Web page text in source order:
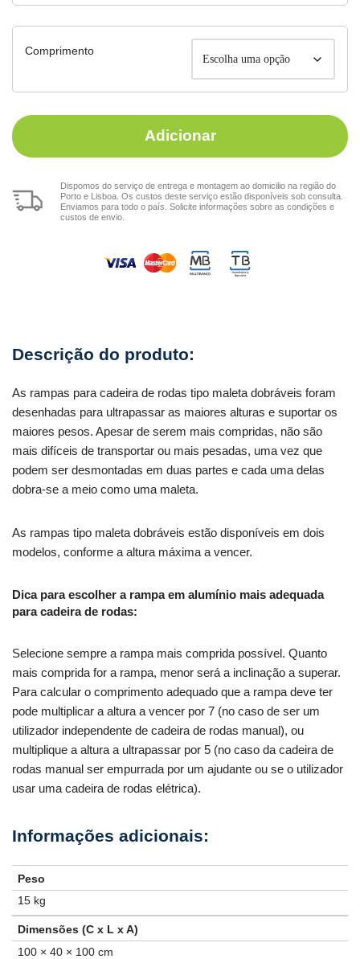
Comprimento
Adicionar
Dispomos do serviço de entrega e montagem ao domicilio na região do
Porto e Lisboa. Os custos deste serviço estão disponíveis sob consulta.
Enviamos para todo o país. Solicite informações sobre as condições e
custos de envio.
As rampas para cadeira de rodas tipo maleta dobráveis foram
desenhadas para ultrapassar as maiores alturas e suportar os
maiores pesos. Apesar de serem mais compridas, não são
mais difíceis de transportar ou mais pesadas, uma vez que
podem ser desmontadas em duas partes e cada uma delas
dobra-se a meio como uma maleta.
As rampas tipo maleta dobráveis estão disponíveis em dois
modelos, conforme a altura máxima a vencer.
Dica para escolher a rampa em alumínio mais adequada
para cadeira de rodas:
Selecione sempre a rampa mais comprida possível. Quanto
mais comprida for a rampa, menor será a inclinação a superar.
Para calcular o comprimento adequado que a rampa deve ter
pode multiplicar a altura a vencer por 7 (no caso de ser um
utilizador independente de cadeira de rodas manual), ou
multiplique a altura a ultrapassar por 5 (no caso da cadeira de
rodas manual ser empurrada por um ajudante ou se o utilizador
usar uma cadeira de rodas elétrica).
Peso
15 kg
Dimensões (C x L x A)
100 × 40 × 100 cm